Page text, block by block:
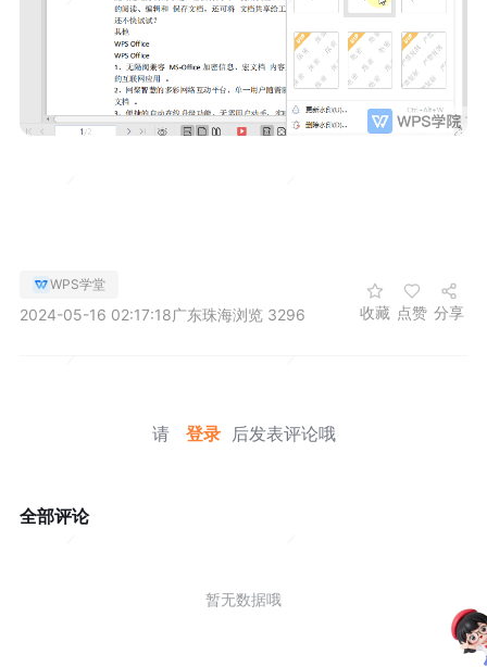
WPS学堂
2024-05-16 02:17:18广东珠海浏览 3296 收藏 点赞 分享
请 登录 后发表评论哦
全部评论
暂无数据哦